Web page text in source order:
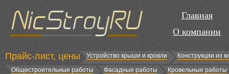
Главная
О компании
Прайс-лист, цены Устройство крыши и кровли
Конструкции из
Общестроительные работы
Фасадные работы Кровельные работы